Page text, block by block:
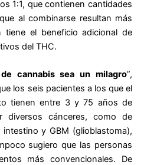
1:1, que contienen cantidades
al combinarse resultan más
tiene el beneficio adicional de
del THC.
cannabis sea un milagro”,
los seis pacientes a los que el
tienen entre 3 y 75 años de
cánceres, como de
y GBM (glioblastoma),
sugiero que las personas
más convencionales. De